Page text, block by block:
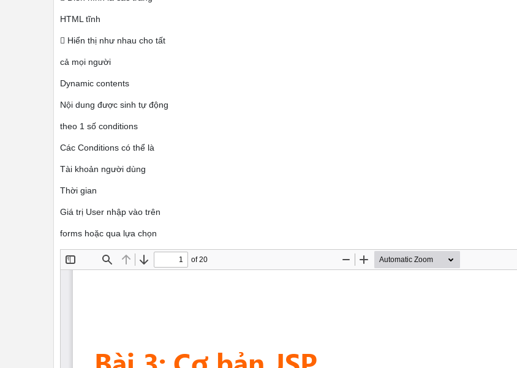
HTML tĩnh
 Hiển thị như nhau cho tất
cả mọi người
Dynamic contents
Nội dung được sinh tự động
theo 1 số conditions
Các Conditions có thể là
Tài khoản người dùng
Thời gian
Giá trị User nhập vào trên
forms hoặc qua lựa chọn